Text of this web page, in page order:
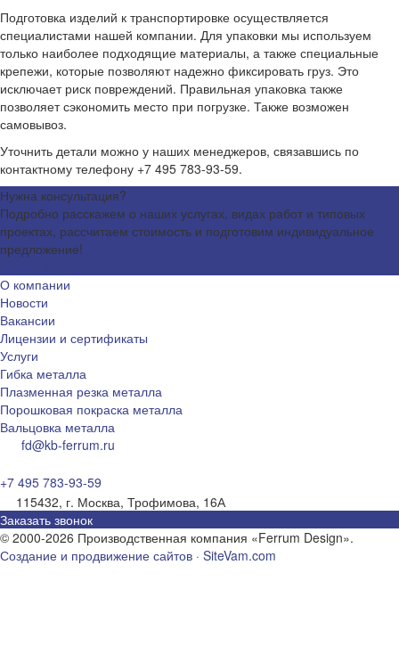
Подготовка изделий к транспортировке осуществляется
специалистами нашей компании. Для упаковки мы используем
только наиболее подходящие материалы, а также специальные
крепежи, которые позволяют надежно фиксировать груз. Это
исключает риск повреждений. Правильная упаковка также
позволяет сэкономить место при погрузке. Также возможен
самовывоз.
Уточнить детали можно у наших менеджеров, связавшись по
контактному телефону +7 495 783-93-59.
Нужна консультация?
Подробно расскажем о наших услугах, видах работ и типовых
проектах, рассчитаем стоимость и подготовим индивидуальное
предложение!
О компании
Новости
Вакансии
Лицензии и сертификаты
Услуги
Гибка металла
Плазменная резка металла
Порошковая покраска металла
Вальцовка металла
fd@kb-ferrum.ru
+7 495 783-93-59
115432, г. Москва, Трофимова, 16А
Заказать звонок
© 2000-2026 Производственная компания «Ferrum Design».
Создание и продвижение сайтов · SiteVam.com